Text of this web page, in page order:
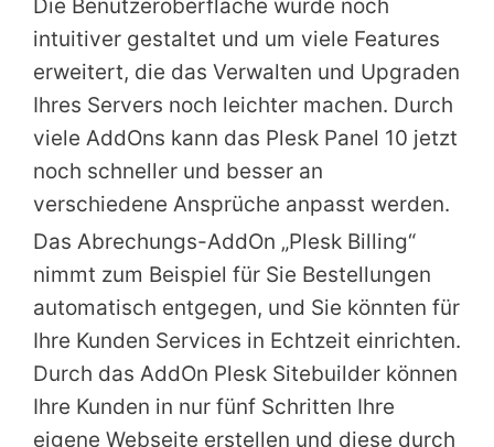
Die Benutzeroberfläche wurde noch
intuitiver gestaltet und um viele Features
erweitert, die das Verwalten und Upgraden
Ihres Servers noch leichter machen. Durch
viele AddOns kann das Plesk Panel 10 jetzt
noch schneller und besser an
verschiedene Ansprüche anpasst werden.
Das Abrechungs-AddOn „Plesk Billing“
nimmt zum Beispiel für Sie Bestellungen
automatisch entgegen, und Sie könnten für
Ihre Kunden Services in Echtzeit einrichten.
Durch das AddOn Plesk Sitebuilder können
Ihre Kunden in nur fünf Schritten Ihre
eigene Webseite erstellen und diese durch